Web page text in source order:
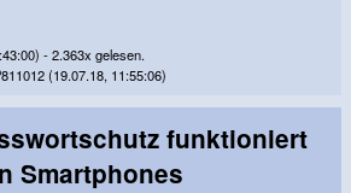
- 2.363x gelesen.
(19.07.18, 11:55:06)
funktioniert
Smartphones